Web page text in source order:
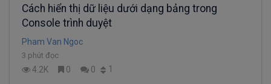
Cách hiển thị dữ liệu dưới dạng bảng trong
Console trình duyệt
Pham Van Ngoc
3 phút đọc
4.2K 0 0 1